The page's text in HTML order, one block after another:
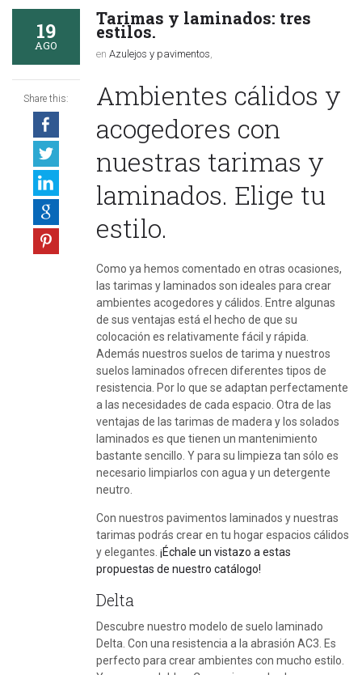
19
AGO
Share this:
Tarimas y laminados: tres
estilos.
en Azulejos y pavimentos
Ambientes cálidos y
acogedores con
nuestras tarimas y
laminados. Elige tu
estilo.
Como ya hemos comentado en otras ocasiones,
las tarimas y laminados son ideales para crear
ambientes acogedores y cálidos. Entre algunas
de sus ventajas está el hecho de que su
colocación es relativamente fácil y rápida.
Además nuestros suelos de tarima y nuestros
suelos laminados ofrecen diferentes tipos de
resistencia. Por lo que se adaptan perfectamente
a las necesidades de cada espacio. Otra de las
ventajas de las tarimas de madera y los solados
laminados es que tienen un mantenimiento
bastante sencillo. Y para su limpieza tan sólo es
necesario limpiarlos con agua y un detergente
neutro.
Con nuestros pavimentos laminados y nuestras
tarimas podrás crear en tu hogar espacios cálidos
y elegantes. ¡Échale un vistazo a estas
propuestas de nuestro catálogo!
Delta
Descubre nuestro modelo de suelo laminado
Delta. Con una resistencia a la abrasión AC3. Es
perfecto para crear ambientes con mucho estilo.